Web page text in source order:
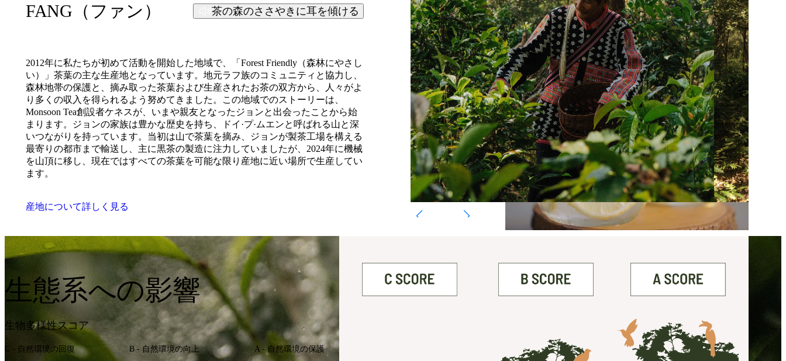
FANG（ファン） 茶の森のささやきに耳を傾ける
2012年に私たちが初めて活動を開始した地域で、「 Forest Friendly （森林にやさし
い）」茶葉の主な生産地となっています。地元ラフ族のコミュニティと協力し、
森林地帯の保護と、摘み取った茶葉および生産されたお茶の双方から、人々がよ
り多くの収入を得られるよう努めてきました。この地域でのストーリーは、
Monsoon Tea創設者ケネスが、いまや親友となったジョンと出会ったことから始
まります。ジョンの家族は豊かな歴史を持ち、ドイ·プ·ムエンと呼ばれる山と深
いつながりを持っています。当初は山で茶葉を摘み、ジョンが製茶工場を構える
最寄りの都市まで輸送し、主に黒茶の製造に注力していましたが、 2024年に機械
を山頂に移し、現在ではすべての茶葉を可能な限り産地に近い場所で生産してい
ます。
産地について詳しく見る
生態系への影響
生物多様性スコア
C - 自然環境の回復 B ‐ 自然環境の向上 A ‐ 自然環境の保護